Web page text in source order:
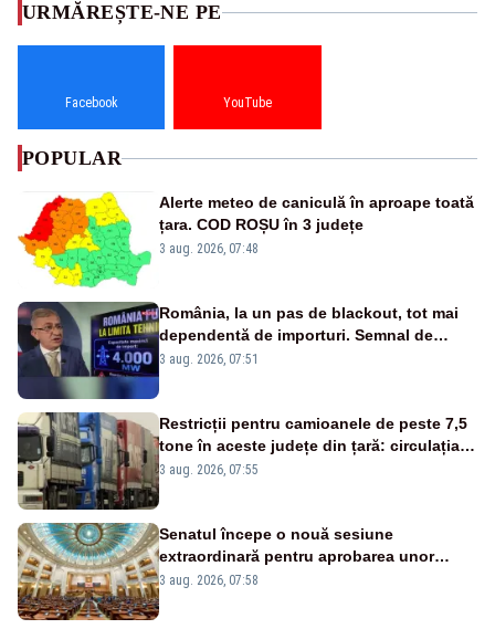
URMĂREȘTE-NE PE
Facebook YouTube
POPULAR
Alerte meteo de caniculă în aproape toată
țara. COD ROȘU în 3 județe
3 aug. 2026, 07:48
România, la un pas de blackout, tot mai
dependentă de importuri. Semnal de
alarmă tras de un expert în energie
3 aug. 2026, 07:51
Restricții pentru camioanele de peste 7,5
tone în aceste județe din țară: circulația
este interzisă luni, între orele 12:00 și
3 aug. 2026, 07:55
Senatul începe o nouă sesiune
extraordinară pentru aprobarea unor
jaloane din PNRR
3 aug. 2026, 07:58